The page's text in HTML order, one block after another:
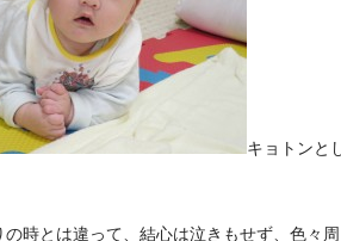
キョトンと
時とは違って、結心は泣きもせず、色々周